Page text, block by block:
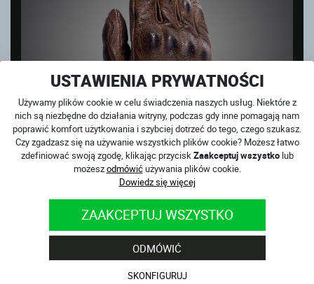
USTAWIENIA PRYWATNOŚCI
Używamy plików cookie w celu świadczenia naszych usług. Niektóre z
nich są niezbędne do działania witryny, podczas gdy inne pomagają nam
poprawić komfort użytkowania i szybciej dotrzeć do tego, czego szukasz.
Czy zgadzasz się na używanie wszystkich plików cookie? Możesz łatwo
zdefiniować swoją zgodę, klikając przycisk Zaakceptuj wszystkolub
możeszodmówićużywania plików cookie.
Dowiedz się więcej
ZAAKCEPTUJ WSZYSTKO
ODMÓWIĆ
SKONFIGURUJ
MONSTER BROWN
na magazynie
269 PLN